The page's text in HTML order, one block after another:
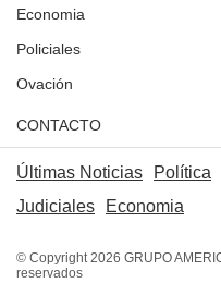
Economia
Policiales
Ovación
CONTACTO
Últimas Noticias Política
Judiciales
Economia
© Copyright 2026 GRUPO
reservados